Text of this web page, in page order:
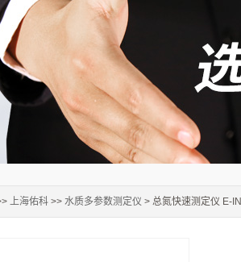
上海佑科 >> 水质多参数测定仪 > 总氮快速测定仪 E-IN